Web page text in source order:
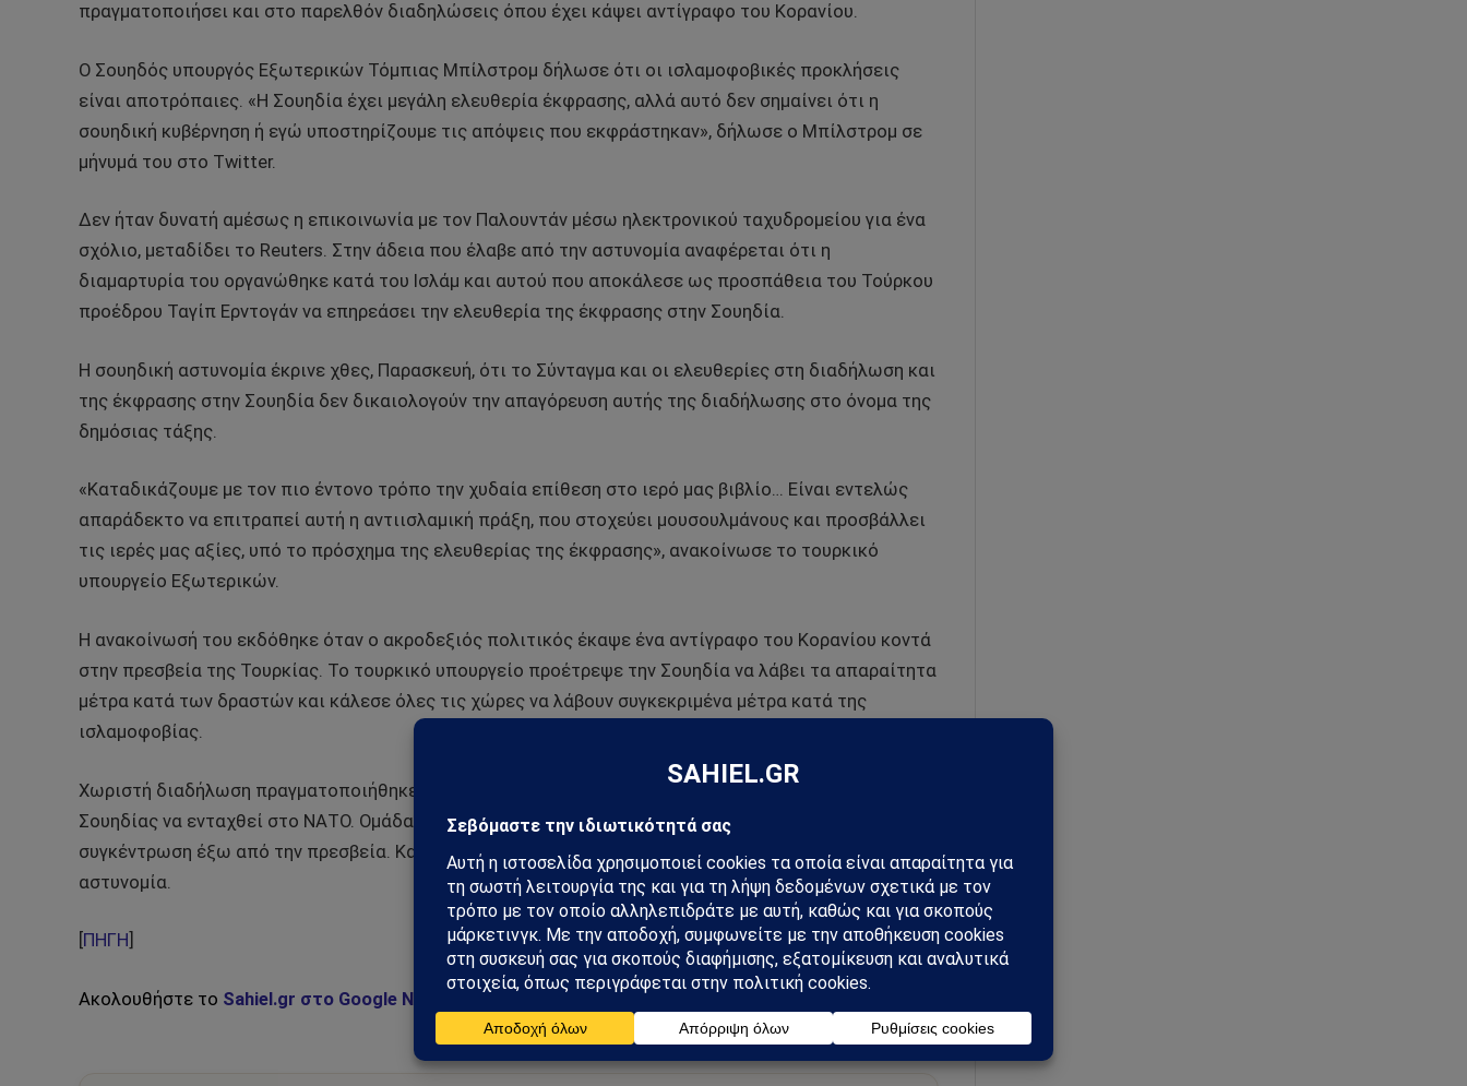
πραγματοποιήσει και στο παρελθόν διαδηλώσεις όπου έχει κάψει αντίγραφο του Κορανίου.
Ο Σουηδός υπουργός Εξωτερικών Τόμπιας Μπίλστρομ δήλωσε ότι οι ισλαμοφοβικές προκλήσεις
είναι αποτρόπαιες. «Η Σουηδία έχει μεγάλη ελευθερία έκφρασης, αλλά αυτό δεν σημαίνει ότι η
σουηδική κυβέρνηση ή εγώ υποστηρίζουμε τις απόψεις που εκφράστηκαν», δήλωσε ο Μπίλστρομ σε
μήνυμά του στο Twitter.
Δεν ήταν δυνατή αμέσως η επικοινωνία με τον Παλουντάν μέσω ηλεκτρονικού ταχυδρομείου για ένα
σχόλιο, μεταδίδει το Reuters. Στην άδεια που έλαβε από την αστυνομία αναφέρεται ότι η
διαμαρτυρία του οργανώθηκε κατά του Ισλάμ και αυτού που αποκάλεσε ως προσπάθεια του Τούρκου
προέδρου Ταγίπ Ερντογάν να επηρεάσει την ελευθερία της έκφρασης στην Σουηδία.
Η σουηδική αστυνομία έκρινε χθες, Παρασκευή, ότι το Σύνταγμα και οι ελευθερίες στη διαδήλωση και
της έκφρασης στην Σουηδία δεν δικαιολογούν την απαγόρευση αυτής της διαδήλωσης στο όνομα της
δημόσιας τάξης.
«Καταδικάζουμε με τον πιο έντονο τρόπο την χυδαία επίθεση στο ιερό μας βιβλίο… Είναι εντελώς
απαράδεκτο να επιτραπεί αυτή η αντιισλαμική πράξη, που στοχεύει μουσουλμάνους και προσβάλλει
τις ιερές μας αξίες, υπό το πρόσχημα της ελευθερίας της έκφρασης», ανακοίνωσε το τουρκικό
υπουργείο Εξωτερικών.
Η ανακοίνωσή του εκδόθηκε όταν ο ακροδεξιός πολιτικός έκαψε ένα αντίγραφο του Κορανίου κοντά
στην πρεσβεία της Τουρκίας. Το τουρκικό υπουργείο προέτρεψε την Σουηδία να λάβει τα απαραίτητα
μέτρα κατά των δραστών και κάλεσε όλες τις χώρες να λάβουν συγκεκριμένα μέτρα κατά της
ισλαμοφοβίας.
Χωριστή διαδήλωση πραγματοποιήθηκε στην πόλη υπέρ των Κούρδων και κατά του αιτήματος της
Σουηδίας να ενταχθεί στο ΝΑΤΟ. Ομάδα φιλότουρκων διαδηλωτών πραγματοποίησαν επίσης
συγκέντρωση έξω από την πρεσβεία. Και οι τρεις κινητοποιήσεις είχαν λάβει άδεια από την
αστυνομία.
ΠΗΓΗ
Ακολουθήστε το Sahiel.gr στο Google News και μάθετε πρώτοι όλες τις ειδήσεις.